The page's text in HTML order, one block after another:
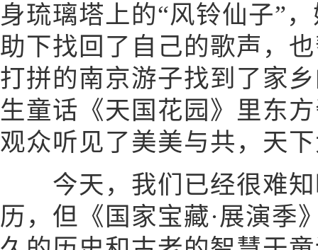
身琉璃塔上的“风铃仙子”
助下找回了自己的歌声，
打拼的南京游子找到了家
生童话《天国花园》里东
观众听见了美美与共，天
今天，我们已经很难知
历，但《国家宝藏·展演季